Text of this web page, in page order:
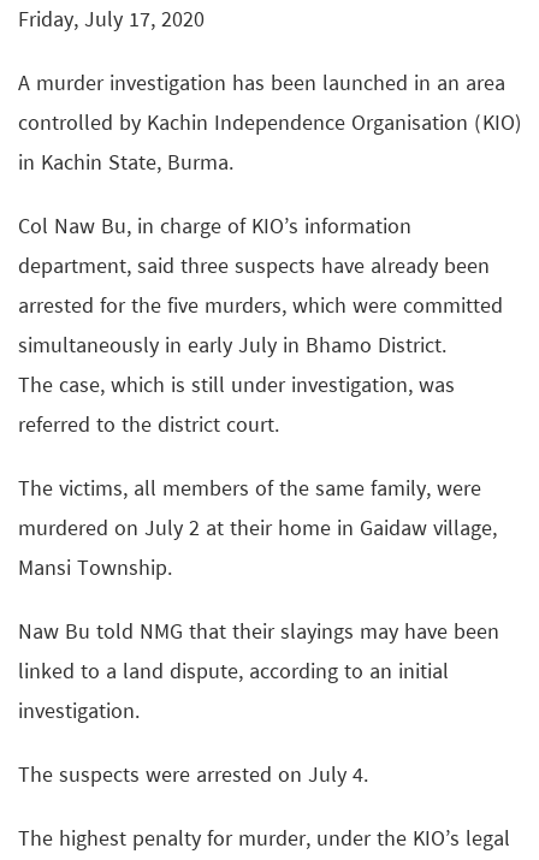
Friday, July 17, 2020
A murder investigation has been launched in an area
controlled by Kachin Independence Organisation (KIO)
in Kachin State, Burma.
Col Naw Bu, in charge of KIO’s information
department, said three suspects have already been
arrested for the five murders, which were committed
simultaneously in early July in Bhamo District.
The case, which is still under investigation, was
referred to the district court.
The victims, all members of the same family, were
murdered on July 2 at their home in Gaidaw village,
Mansi Township.
Naw Bu told NMG that their slayings may have been
linked to a land dispute, according to an initial
investigation.
The suspects were arrested on July 4.
The highest penalty for murder, under the KIO’s legal